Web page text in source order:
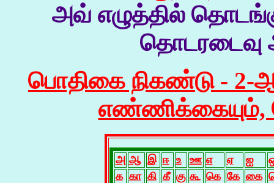
அவ் எழுத்தில்
தொடரடைவு
பொதிகை நிகண்டு - 2-
எண்ணிக்கையும்,
அ ஆ இ ஈ உ ஊ எ ஏ ஐ
க கா கி கீ கு கூ கெ கே கை